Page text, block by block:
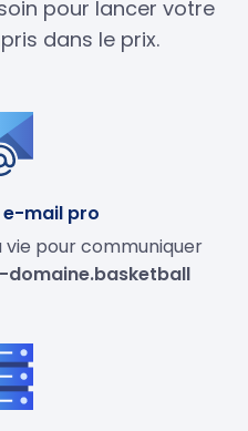
pour lancer votre
dans le prix.
e-mail pro
vie pour communiquer